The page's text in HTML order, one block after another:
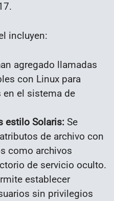
incluyen:
agregado llamadas
con Linux para
el sistema de
estilo Solaris: Se
de archivo con
como archivos
de servicio oculto.
establecer
sin privilegios